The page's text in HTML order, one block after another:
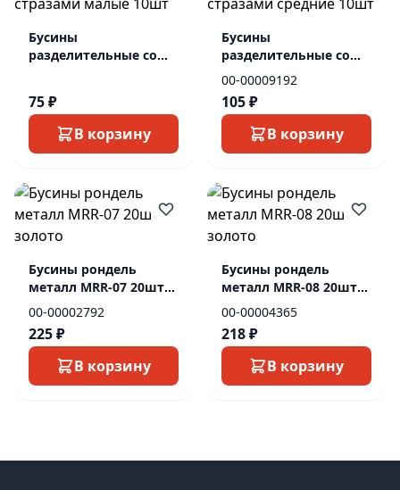
Бусины
разделительные со
75 ₽
В корзину
Бусины
разделительные со
стразами средние
10шт
00-00009192
105 ₽
В корзину
Бусины рондель
металл MRR-07 20шт
золото
00-00002792
225 ₽
В корзину
Бусины рондель
металл MRR-08 20шт
золото
00-00004365
218 ₽
В корзину